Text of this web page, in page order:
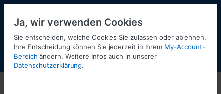
Menü Anmelden Shopaktualisierung
1:500
Ja, wir verwenden Cookies
Sie entscheiden, welche Cookies Sie zulassen oder ablehnen.
Ihre Entscheidung können Sie jederzeit in Ihrem My-Account-
Bereich ändern. Weitere Infos auch in unserer
Datenschutzerklärung.